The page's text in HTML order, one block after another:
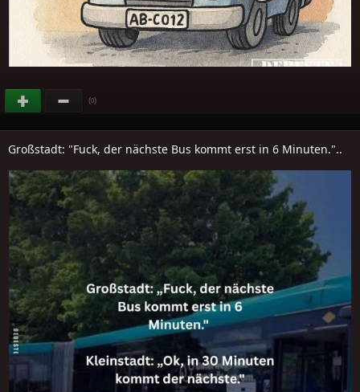
(0)
Großstadt: "Fuck, der nächste Bus kommt erst in 6 Minuten."..